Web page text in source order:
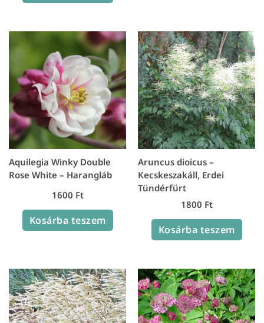
Aquilegia Winky Double
Rose White – Harangláb
1600 Ft
Kosárba teszem
Aruncus dioicus –
Kecskeszakáll, Erdei
Tündérfürt
1800 Ft
Kosárba teszem